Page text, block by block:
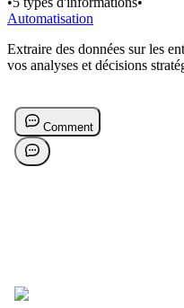
Automatisation
Extraire des données sur les
vos analyses et décisions